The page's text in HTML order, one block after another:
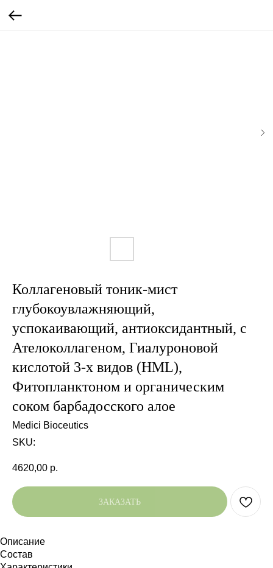
Коллагеновый тоник-мист
глубокоувлажняющий,
успокаивающий, антиоксидантный, с
Ателоколлагеном, Гиалуроновой
кислотой 3-х видов (HML),
Фитопланктоном и органическим
соком барбадосского алое
Medici Bioceutics
SKU:
4620,00 р.
ЗАКАЗАТЬ
Описание
Состав